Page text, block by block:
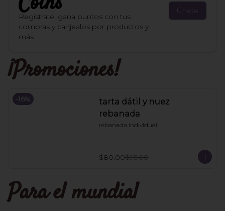
Regístrate, gana puntos con tus
compras y canjealos por productos y
más
Únete
¡Promociones!
-16%
tarta dátil y nuez
rebanada
rebanada individual
$80.00$95.00
Para el mundial